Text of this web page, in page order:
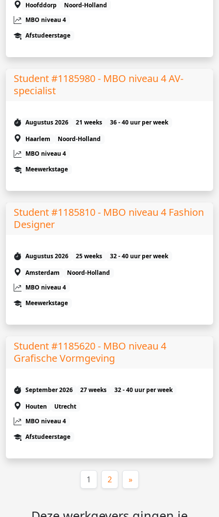
Hoofddorp
Noord-Holland
MBO niveau 4
Afstudeerstage
Student #1185980 - MBO niveau 4 AV-
specialist
Augustus 2026 21 weeks
36 - 40 uur per week
Haarlem
Noord-Holland
MBO niveau 4
Meewerkstage
Student #1185810 - MBO niveau 4 Fashion
Designer
Augustus 2026 25 weeks
32 - 40 uur per week
Amsterdam
Noord-Holland
MBO niveau 4
Meewerkstage
Student #1185620 - MBO niveau 4
Grafische Vormgeving
September 2026 27 weeks
32 - 40 uur per week
Houten
Utrecht
MBO niveau 4
Afstudeerstage
1 (huidige)
2 »